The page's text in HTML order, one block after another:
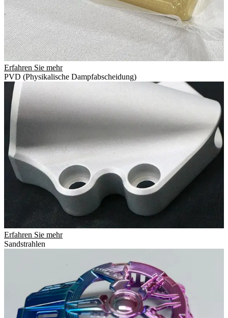
Erfahren Sie mehr
PVD (Physikalische Dampfabscheidung)
Erfahren Sie mehr
Sandstrahlen